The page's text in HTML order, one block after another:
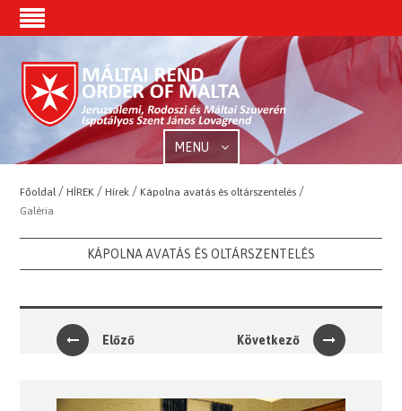
MENU
Főoldal /HÍREK /Hírek /Kápolna avatás és oltárszentelés /
Galéria
KÁPOLNA AVATÁS ÉS OLTÁRSZENTELÉS
Előző Következő